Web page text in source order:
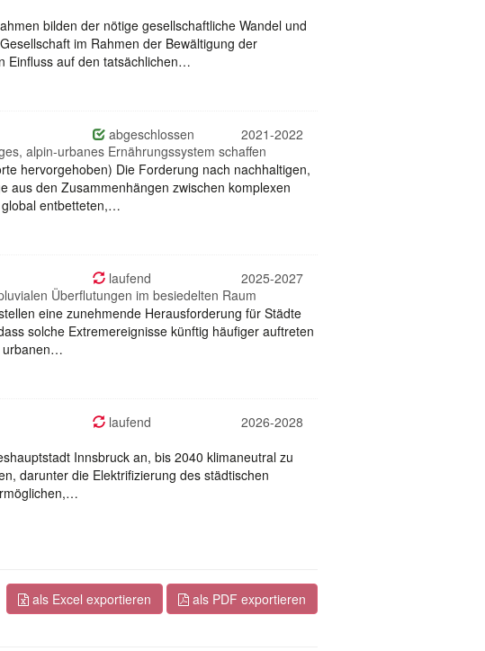
bilden der nötige gesellschaftliche Wandel und
im Rahmen der Bewältigung der
Einfluss auf den tatsächlichen…
abgeschlossen
2021-2022
alpin-urbanes Ernährungssystem schaffen
hervorgehoben) Die Forderung nach nachhaltigen,
aus den Zusammenhängen zwischen komplexen
global entbetteten,…
laufend
2025-2027
Überflutungen im besiedelten Raum
eine zunehmende Herausforderung für Städte
solche Extremereignisse künftig häufiger auftreten
urbanen…
laufend
2026-2028
Innsbruck an, bis 2040 klimaneutral zu
darunter die Elektrifizierung des städtischen
als Excel exportieren als PDF exportieren